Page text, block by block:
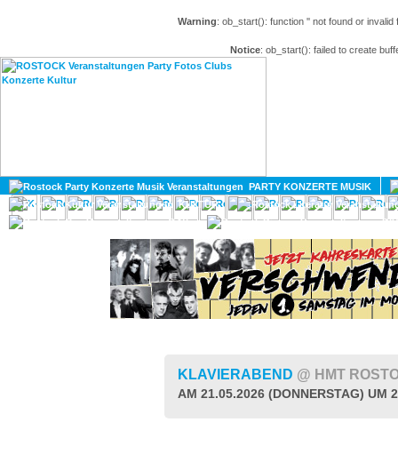
Warning: ob_start(): function '' not found or
Notice: ob_start(): failed to create
PARTY KONZERTE MUSIK
KULTUR
GAY
KLAVIERABEND @ HMT
AM 21.05.2026 (DONNERSTAG) UM